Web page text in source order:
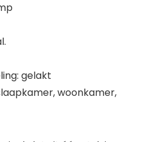
gelakt
woonkamer,